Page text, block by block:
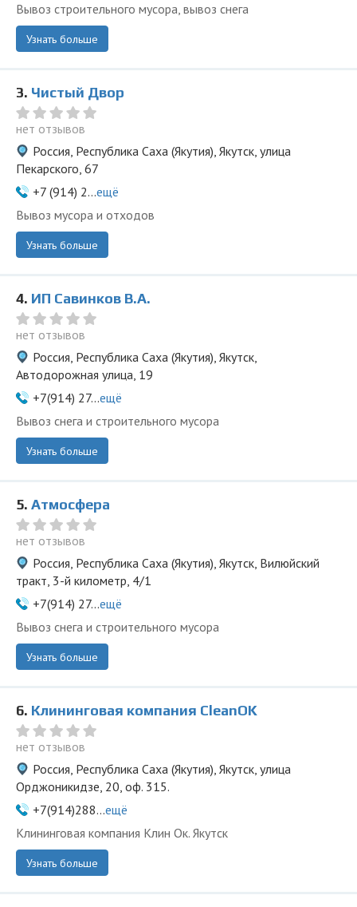
Вывоз строительного мусора, вывоз снега
Узнать больше
3. Чистый Двор
нет отзывов
Россия, Республика Саха (Якутия), Якутск, улица
Пекарского, 67
+7 (914) 2...ещё
Вывоз мусора и отходов
Узнать больше
4. ИП Савинков В.А.
нет отзывов
Россия, Республика Саха (Якутия), Якутск,
Автодорожная улица, 19
+7(914) 27...ещё
Вывоз снега и строительного мусора
Узнать больше
5. Атмосфера
нет отзывов
Россия, Республика Саха (Якутия), Якутск, Вилюйский
тракт, 3-й километр, 4/1
+7(914) 27...ещё
Вывоз снега и строительного мусора
Узнать больше
6. Клининговая компания СleanOK
нет отзывов
Россия, Республика Саха (Якутия), Якутск, улица
Орджоникидзе, 20, оф. 315.
+7(914)288...ещё
Клининговая компания Клин Ок. Якутск
Узнать больше